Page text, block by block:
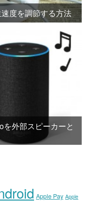
度を調節する方法
外部スピーカーと
Apple Pay Apple